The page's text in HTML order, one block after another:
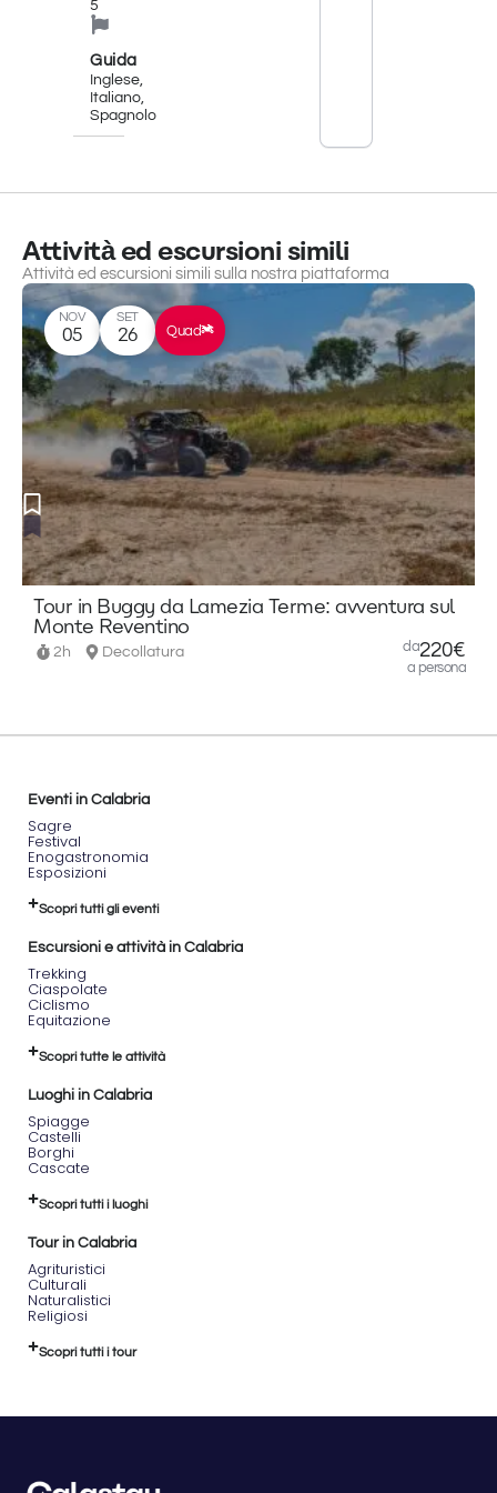
spettacolari
sul
Golfo
Squillace,
accompagnato
da
e
territorio.
Questo
tour di
75
minuti
combina
adrenalina
e
comfort:
perfetto
per
chi
cerca
emozione
senza
rinunciare
alla
sicurezza.
Durante
tramonti
indimenticabili,
con la
di
fermarti
foto e
momenti
di
relax.
Un’avventura
adatta
a tutti i
che
resterà
impressa
tuoi
anche
grazie
a foto
e
video
ricordo
5
Guida
Inglese,
Italiano,
Spagnolo
Attività ed escursioni simili
Attività ed escursioni simili sulla nostra piattaforma
Tour in Buggy da Lamezia Terme: avventura sul
Monte Reventino
2h Decollatura
NOV
05
SET
26 Quad
da220€
a persona
Eventi in Calabria
Sagre
Festival
Enogastronomia
Esposizioni
Scopri tutti gli eventi
Escursioni e attività in Calabria
Trekking
Ciaspolate
Ciclismo
Equitazione
Scopri tutte le attività
Luoghi in Calabria
Spiagge
Castelli
Borghi
Cascate
Scopri tutti i luoghi
Tour in Calabria
Agrituristici
Culturali
Naturalistici
Religiosi
Scopri tutti i tour